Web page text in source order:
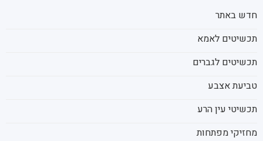
חדש באתר
תכשיטים לאמא
תכשיטים לגברים
טביעת אצבע
תכשיטי עין הרע
מחזיקי מפתחות